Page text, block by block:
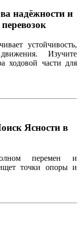
надёжности и
устойчивость,
Изучите
ходовой части для
Ясности в
перемен и
точки опоры и